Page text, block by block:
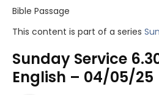
Bible Passage
This content is part of a series
Sunday Service
English – 04/05/25